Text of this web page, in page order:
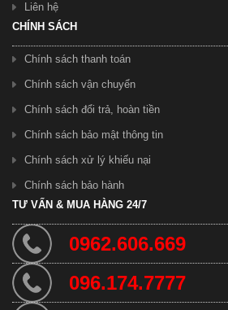
4.300.000 ₫
Liên hệ
CHÍNH SÁCH
Chính sách thanh toán
Chính sách vận chuyển
Chính sách đổi trả, hoàn tiền
Chính sách bảo mật thông tin
Chính sách xử lý khiếu nại
Chính sách bảo hành
TƯ VẤN & MUA HÀNG 24/7
0962.606.669
096.174.7777